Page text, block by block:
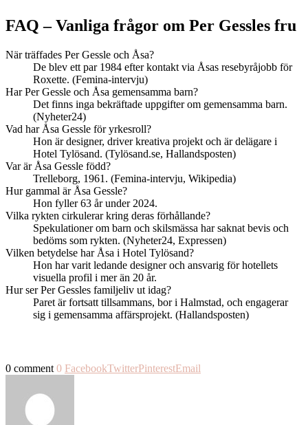
FAQ – Vanliga frågor om Per Gessles fru
När träffades Per Gessle och Åsa?
De blev ett par 1984 efter kontakt via Åsas resebyråjobb för
Roxette. (Femina-intervju)
Har Per Gessle och Åsa gemensamma barn?
Det finns inga bekräftade uppgifter om gemensamma barn.
(Nyheter24)
Vad har Åsa Gessle för yrkesroll?
Hon är designer, driver kreativa projekt och är delägare i
Hotel Tylösand. (Tylösand.se, Hallandsposten)
Var är Åsa Gessle född?
Trelleborg, 1961. (Femina-intervju, Wikipedia)
Hur gammal är Åsa Gessle?
Hon fyller 63 år under 2024.
Vilka rykten cirkulerar kring deras förhållande?
Spekulationer om barn och skilsmässa har saknat bevis och
bedöms som rykten. (Nyheter24, Expressen)
Vilken betydelse har Åsa i Hotel Tylösand?
Hon har varit ledande designer och ansvarig för hotellets
visuella profil i mer än 20 år.
Hur ser Per Gessles familjeliv ut idag?
Paret är fortsatt tillsammans, bor i Halmstad, och engagerar
sig i gemensamma affärsprojekt. (Hallandsposten)
0 comment 0 FacebookTwitterPinterestEmail